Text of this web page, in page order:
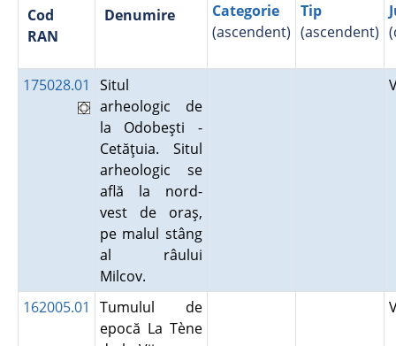
Cod
RAN
Denumire
Categorie
(ascendent)
Tip
(ascendent)
175028.01
Situl
arheologic de
la Odobeşti -
Cetăţuia. Situl
arheologic se
află la nord-
vest de oraş,
pe malul stâng
al râului
Milcov.
162005.01
Tumulul de
epocă La Tène